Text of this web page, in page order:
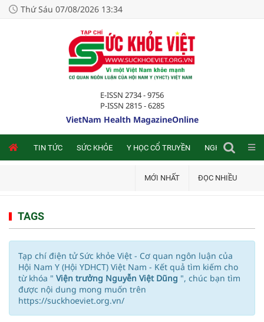
Thứ Sáu 07/08/2026 13:34
E-ISSN 2734 - 9756
P-ISSN 2815 - 6285
VietNam Health MagazineOnline
TIN TỨC SỨC KHỎE Y HỌC CỔ TRUYỀN NGHIÊN CỨU
MỚI NHẤT ĐỌC NHIỀU
TAGS
Tạp chí điện tử Sức khỏe Việt - Cơ quan ngôn luận của
Hội Nam Y (Hội YDHCT) Việt Nam - Kết quả tìm kiếm cho
từ khóa " Viện trưởng Nguyễn Việt Dũng ", chúc bạn tìm
được nội dung mong muốn trên
https://suckhoeviet.org.vn/